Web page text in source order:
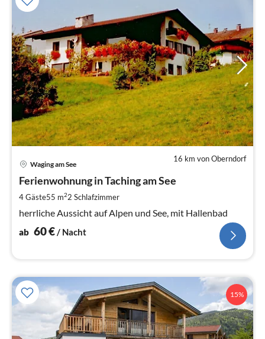
16 km von Oberndorf
Waging am See
Ferienwohnung in Taching am See
4 Gäste55 m22 Schlafzimmer
herrliche Aussicht auf Alpen und See, mit Hallenbad
ab 60€/ Nacht
15%